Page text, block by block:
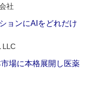
社
ョンにAIをどれだけ
LLC
場に本格展開し医薬